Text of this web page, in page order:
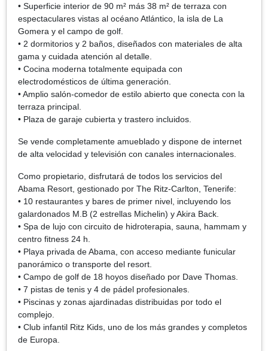
• Superficie interior de 90 m² más 38 m² de terraza con
espectaculares vistas al océano Atlántico, la isla de La
Gomera y el campo de golf.
• 2 dormitorios y 2 baños, diseñados con materiales de alta
gama y cuidada atención al detalle.
• Cocina moderna totalmente equipada con
electrodomésticos de última generación.
• Amplio salón-comedor de estilo abierto que conecta con la
terraza principal.
• Plaza de garaje cubierta y trastero incluidos.
Se vende completamente amueblado y dispone de internet
de alta velocidad y televisión con canales internacionales.
Como propietario, disfrutará de todos los servicios del
Abama Resort, gestionado por The Ritz-Carlton, Tenerife:
• 10 restaurantes y bares de primer nivel, incluyendo los
galardonados M.B (2 estrellas Michelin) y Akira Back.
• Spa de lujo con circuito de hidroterapia, sauna, hammam y
centro fitness 24 h.
• Playa privada de Abama, con acceso mediante funicular
panorámico o transporte del resort.
• Campo de golf de 18 hoyos diseñado por Dave Thomas.
• 7 pistas de tenis y 4 de pádel profesionales.
• Piscinas y zonas ajardinadas distribuidas por todo el
complejo.
• Club infantil Ritz Kids, uno de los más grandes y completos
de Europa.